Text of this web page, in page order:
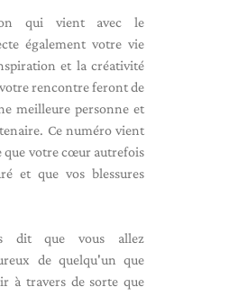
qui vient avec le
également votre vie
et la créativité
rencontre feront de
meilleure personne et
Ce numéro vient
que votre cœur autrefois
et que vos blessures
dit que vous allez
de quelqu'un que
à travers de sorte que